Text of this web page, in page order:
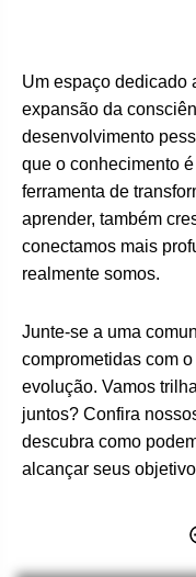
Um espaço dedicado
expansão da
desenvolvimento
que o conhecimento
ferramenta de
aprender, também
conectamos mais
realmente somos.
Junte-se a uma
comprometidas com
evolução. Vamos
juntos? Confira
descubra como
alcançar seus